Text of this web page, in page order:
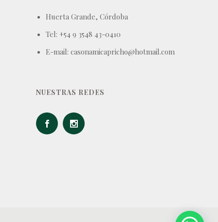
Huerta Grande, Córdoba
Tel: +54 9 3548 43-0410
E-mail: casonamicapricho@hotmail.com
NUESTRAS REDES